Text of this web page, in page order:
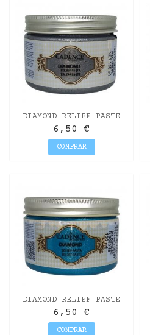
DIAMOND RELIEF PASTE
SILVER 150ML
6,50 €
COMPRAR
DIAMOND RELIEF PASTE
TURQUOISE 150ML
6,50 €
COMPRAR